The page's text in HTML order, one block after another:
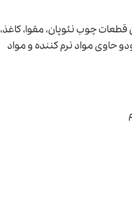
چوب نئوپان، مقوا، کاغذ،
مواد نرم کننده و مواد